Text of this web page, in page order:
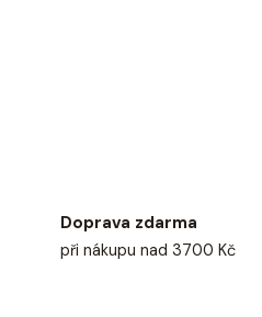
Doprava zdarma
při nákupu nad 3700 Kč